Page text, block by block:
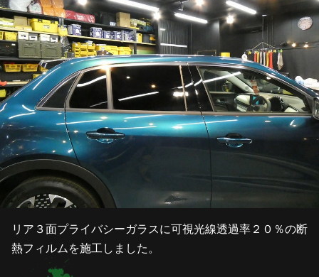
リア３面プライバシーガラスに可視光線透過率２０％の断
熱フィルムを施工しました。